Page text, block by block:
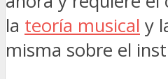
la teoría musical y
misma sobre el